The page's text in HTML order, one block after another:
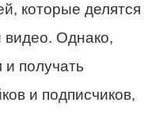
которые делятся
Однако,
получать
и подписчиков,